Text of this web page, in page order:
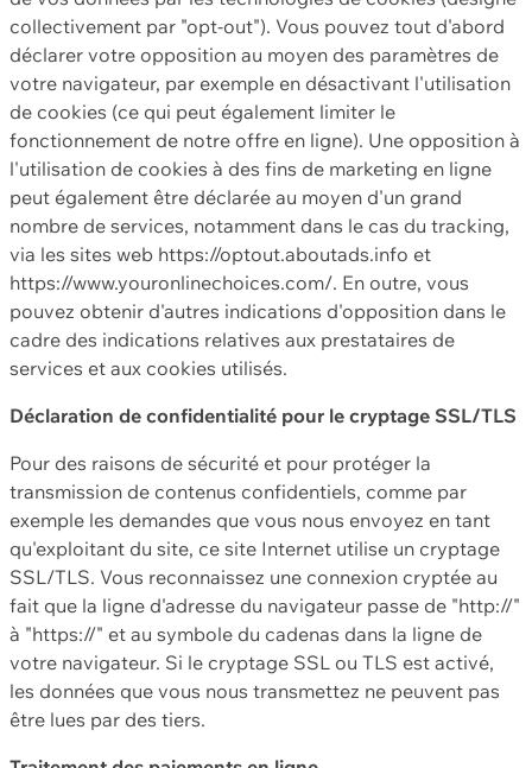
collectivement par "opt-out"). Vous pouvez tout d'abord
déclarer votre opposition au moyen des paramètres de
votre navigateur, par exemple en désactivant l'utilisation
de cookies (ce qui peut également limiter le
fonctionnement de notre offre en ligne). Une opposition à
l'utilisation de cookies à des fins de marketing en ligne
peut également être déclarée au moyen d'un grand
nombre de services, notamment dans le cas du tracking,
via les sites web https://optout.aboutads.info et
https://www.youronlinechoices.com/. En outre, vous
pouvez obtenir d'autres indications d'opposition dans le
cadre des indications relatives aux prestataires de
services et aux cookies utilisés.
Déclaration de confidentialité pour le cryptage SSL/TLS
Pour des raisons de sécurité et pour protéger la
transmission de contenus confidentiels, comme par
exemple les demandes que vous nous envoyez en tant
qu'exploitant du site, ce site Internet utilise un cryptage
SSL/TLS. Vous reconnaissez une connexion cryptée au
fait que la ligne d'adresse du navigateur passe de "http://"
à "https://" et au symbole du cadenas dans la ligne de
votre navigateur. Si le cryptage SSL ou TLS est activé,
les données que vous nous transmettez ne peuvent pas
être lues par des tiers.